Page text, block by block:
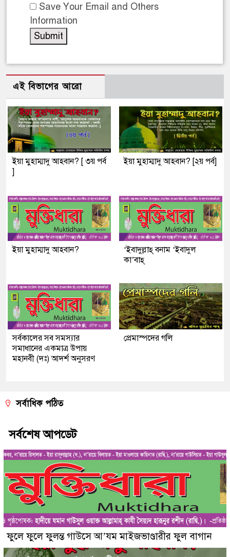
Save Your Email and Others
Information
এই বিভাগের আরো
ইয়া মুহাম্মাদু আহবান? [ ৩য় পর্ব
]
ইয়া মুহাম্মাদু আহবান? [২য় পর্ব]
ইয়া মুহাম্মাদু আহবান?
‘ইবাদুল্লাহ্ বনাম ‘ইবাদুল
কা’বাহ্
সর্বকালের সব সমস্যার
সমাধানের একমাত্র উপায়
মহানবী (দঃ) আদর্শ অনুসরণ
প্রেমাস্পদের গলি
সর্বাধিক পঠিত
সর্বশেষ আপডেট
ফুলে ফুলে ফুলন্ত গাউসে আ’যম মাইজভাণ্ডারীর ফুল বাগান